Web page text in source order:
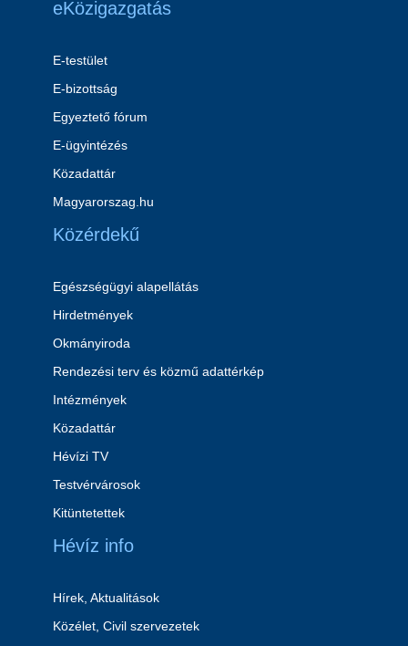
eKözigazgatás
E-testület
E-bizottság
Egyeztető fórum
E-ügyintézés
Közadattár
Magyarorszag.hu
Közérdekű
Egészségügyi alapellátás
Hirdetmények
Okmányiroda
Rendezési terv és közmű adattérkép
Intézmények
Közadattár
Hévízi TV
Testvérvárosok
Kitüntetettek
Hévíz info
Hírek, Aktualitások
Közélet, Civil szervezetek